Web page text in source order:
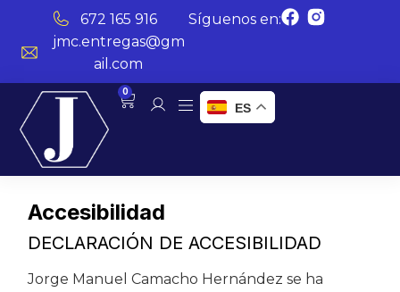
672 165 916
jmc.entregas@gm
ail.com
Síguenos en:
0
ES
Accesibilidad
DECLARACIÓN DE ACCESIBILIDAD
Jorge Manuel Camacho Hernández se ha